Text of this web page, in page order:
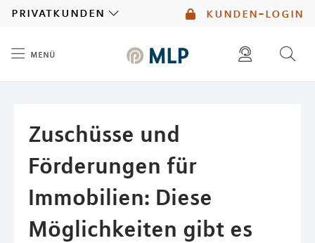
kunden-login
privatkunden
menü
Zuschüsse und
Förderungen für
Immobilien: Diese
Möglichkeiten gibt es